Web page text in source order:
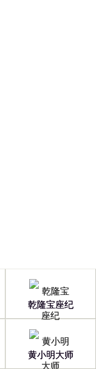
乾隆宝座纪
黄小明大师